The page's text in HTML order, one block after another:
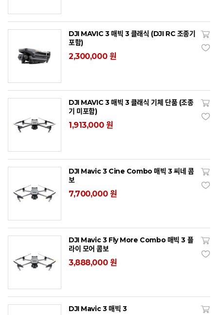
DJI MAVIC 3 매빅 3 클래식 (DJI RC 조종기
포함)
2,300,000 원
DJI MAVIC 3 매빅 3 클래식 기체 단품 (조종
기 미포함)
1,913,000 원
DJI Mavic 3 Cine Combo 매빅 3 씨네 콤
보
7,700,000 원
DJI Mavic 3 Fly More Combo 매빅 3 플
라이 모어 콤보
3,888,000 원
DJI Mavic 3 매빅 3